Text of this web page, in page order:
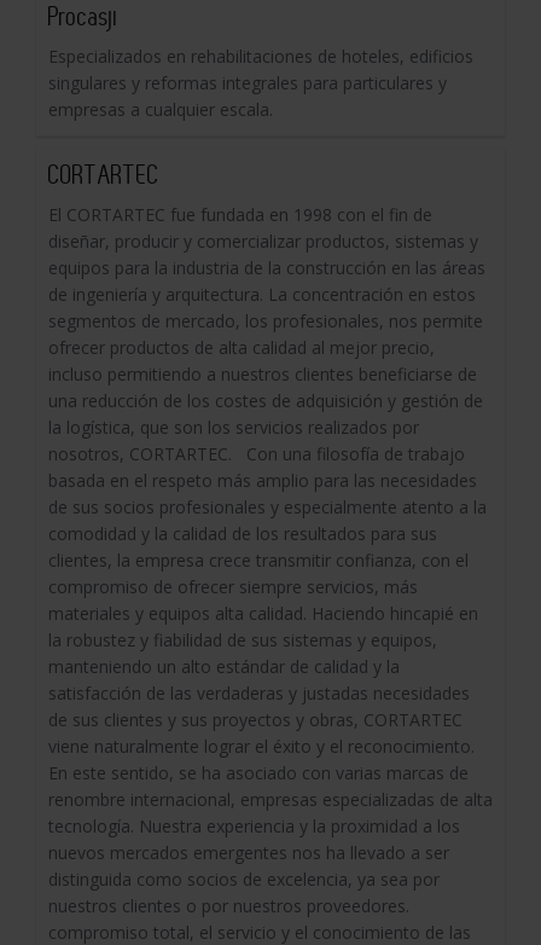
Procasji
Especializados en rehabilitaciones de hoteles, edificios
singulares y reformas integrales para particulares y
empresas a cualquier escala.
CORTARTEC
El CORTARTEC fue fundada en 1998 con el fin de
diseñar, producir y comercializar productos, sistemas y
equipos para la industria de la construcción en las áreas
de ingeniería y arquitectura. La concentración en estos
segmentos de mercado, los profesionales, nos permite
ofrecer productos de alta calidad al mejor precio,
incluso permitiendo a nuestros clientes beneficiarse de
una reducción de los costes de adquisición y gestión de
la logística, que son los servicios realizados por
nosotros, CORTARTEC. Con una filosofía de trabajo
basada en el respeto más amplio para las necesidades
de sus socios profesionales y especialmente atento a la
comodidad y la calidad de los resultados para sus
clientes, la empresa crece transmitir confianza, con el
compromiso de ofrecer siempre servicios, más
materiales y equipos alta calidad. Haciendo hincapié en
la robustez y fiabilidad de sus sistemas y equipos,
manteniendo un alto estándar de calidad y la
satisfacción de las verdaderas y justadas necesidades
de sus clientes y sus proyectos y obras, CORTARTEC
viene naturalmente lograr el éxito y el reconocimiento.
En este sentido, se ha asociado con varias marcas de
renombre internacional, empresas especializadas de alta
tecnología. Nuestra experiencia y la proximidad a los
nuevos mercados emergentes nos ha llevado a ser
distinguida como socios de excelencia, ya sea por
nuestros clientes o por nuestros proveedores.
compromiso total, el servicio y el conocimiento de las